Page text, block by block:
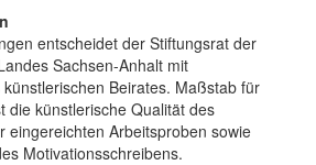
entscheidet der Stiftungsrat der
Sachsen-Anhalt mit
Beirates. Maßstab für
die künstlerische Qualität des
eingereichten Arbeitsproben sowie
Motivationsschreibens.